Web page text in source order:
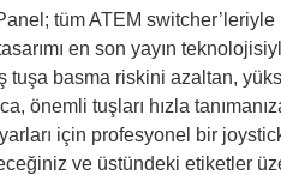
tüm ATEM
en son yayın
tuşa basma riskini azaltan,
önemli tuşları hızla
için profesyonel bir
ve üstündeki etiketler